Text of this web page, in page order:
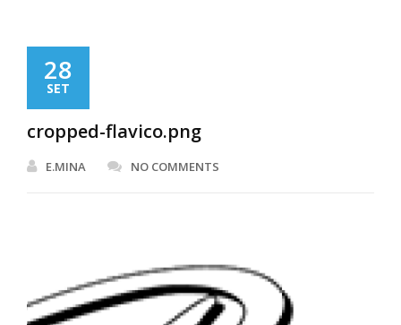
28
SET
cropped-flavico.png
E.MINA NO COMMENTS